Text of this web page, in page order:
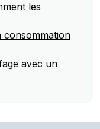
les
consommation
avec un